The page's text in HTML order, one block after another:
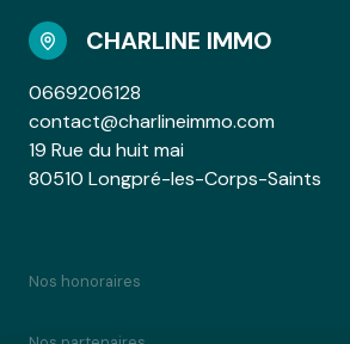
CHARLINE IMMO
0669206128
contact@charlineimmo.com
19 Rue du huit mai
80510 Longpré-les-Corps-Saints
Nos honoraires